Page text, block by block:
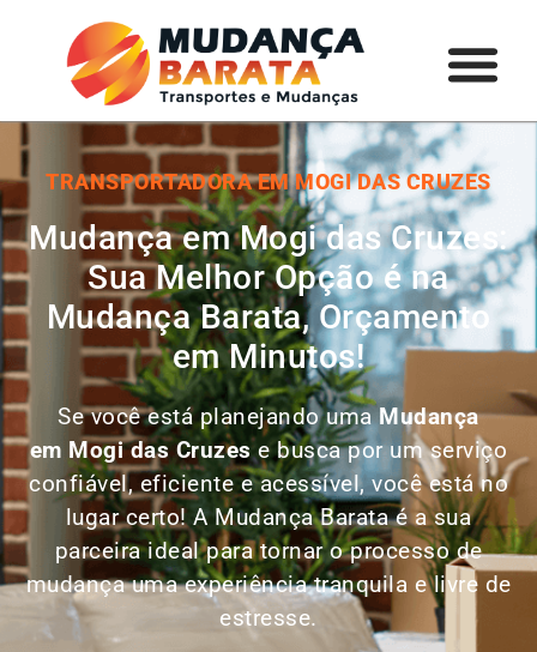
TRANSPORTADORA EM MOGI DAS CRUZES
Mudança em Mogi das Cruzes:
Sua Melhor Opção é na
Mudança Barata, Orçamento
em Minutos!
Se você está planejando umaMudança
em Mogi das Cruzese busca por um serviço
confiável, eficiente e acessível, você está no
lugar certo! A Mudança Barata é a sua
parceira ideal para tornar o processo de
mudança uma experiência tranquila e livre de
estresse.